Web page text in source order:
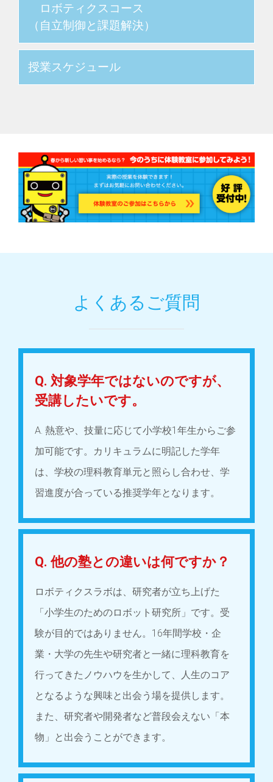
ロボティクスコース
（自立制御と課題解決）
授業スケジュール
よくあるご質問
Q. 対象学年ではないのですが、
受講したいです。
A. 熱意や、技量に応じて小学校1年生からご参
加可能です。カリキュラムに明記した学年
は、学校の理科教育単元と照らし合わせ、学
習進度が合っている推奨学年となります。
Q. 他の塾との違いは何ですか？
ロボティクスラボは、研究者が立ち上げた
「小学生のためのロボット研究所」です。受
験が目的ではありません。16年間学校・企
業・大学の先生や研究者と一緒に理科教育を
行ってきたノウハウを生かして、人生のコア
となるような興味と出会う場を提供します。
また、研究者や開発者など普段会えない「本
物」と出会うことができます。